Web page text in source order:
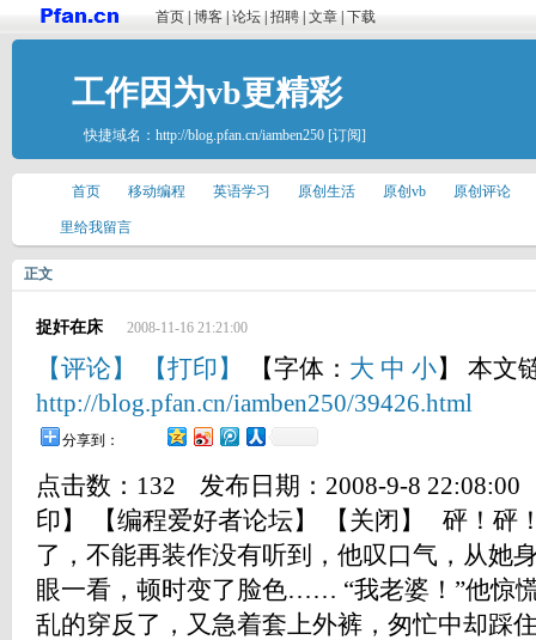
首页 博客 论坛 招聘 文章 下载
工作因为vb更精彩
快捷域名： http://blog.pfan.cn/iamben250 [订阅]
首页 移动编程 英语学习 原创生活 原创vb 原创评论
里给我留言
正文
捉奸在床 2008-11-16 21:21:00
【评论】 【打印】 【字体： 大 中 小】 本文
http://blog.pfan.cn/iamben250/39426.html
分享到：
点击数：132 发布日期：2008-9-8 22:08:00
印】 【编程爱好者论坛】 【关闭】 砰！砰
了，不能再装作没有听到，他叹口气，从她
眼一看，顿时变了脸色…… “我老婆！”他惊
乱的穿反了，又急着套上外裤，匆忙中却踩